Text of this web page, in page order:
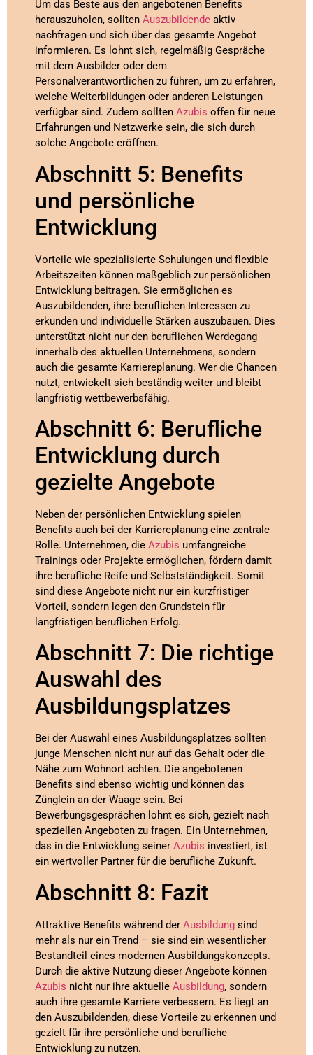
Um das Beste aus den angebotenen Benefits
herauszuholen, sollten Auszubildende aktiv
nachfragen und sich über das gesamte Angebot
informieren. Es lohnt sich, regelmäßig Gespräche
mit dem Ausbilder oder dem
Personalverantwortlichen zu führen, um zu erfahren,
welche Weiterbildungen oder anderen Leistungen
verfügbar sind. Zudem sollten Azubis offen für neue
Erfahrungen und Netzwerke sein, die sich durch
solche Angebote eröffnen.
Abschnitt 5: Benefits
und persönliche
Entwicklung
Vorteile wie spezialisierte Schulungen und flexible
Arbeitszeiten können maßgeblich zur persönlichen
Entwicklung beitragen. Sie ermöglichen es
Auszubildenden, ihre beruflichen Interessen zu
erkunden und individuelle Stärken auszubauen. Dies
unterstützt nicht nur den beruflichen Werdegang
innerhalb des aktuellen Unternehmens, sondern
auch die gesamte Karriereplanung. Wer die Chancen
nutzt, entwickelt sich beständig weiter und bleibt
langfristig wettbewerbsfähig.
Abschnitt 6: Berufliche
Entwicklung durch
gezielte Angebote
Neben der persönlichen Entwicklung spielen
Benefits auch bei der Karriereplanung eine zentrale
Rolle. Unternehmen, die Azubis umfangreiche
Trainings oder Projekte ermöglichen, fördern damit
ihre berufliche Reife und Selbstständigkeit. Somit
sind diese Angebote nicht nur ein kurzfristiger
Vorteil, sondern legen den Grundstein für
langfristigen beruflichen Erfolg.
Abschnitt 7: Die richtige
Auswahl des
Ausbildungsplatzes
Bei der Auswahl eines Ausbildungsplatzes sollten
junge Menschen nicht nur auf das Gehalt oder die
Nähe zum Wohnort achten. Die angebotenen
Benefits sind ebenso wichtig und können das
Zünglein an der Waage sein. Bei
Bewerbungsgesprächen lohnt es sich, gezielt nach
speziellen Angeboten zu fragen. Ein Unternehmen,
das in die Entwicklung seiner Azubis investiert, ist
ein wertvoller Partner für die berufliche Zukunft.
Abschnitt 8: Fazit
Attraktive Benefits während der Ausbildung sind
mehr als nur ein Trend – sie sind ein wesentlicher
Bestandteil eines modernen Ausbildungskonzepts.
Durch die aktive Nutzung dieser Angebote können
Azubis nicht nur ihre aktuelle Ausbildung, sondern
auch ihre gesamte Karriere verbessern. Es liegt an
den Auszubildenden, diese Vorteile zu erkennen und
gezielt für ihre persönliche und berufliche
Entwicklung zu nutzen.